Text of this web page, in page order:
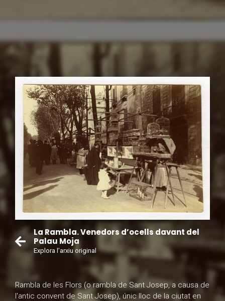
Rambla de les Flors (o rambla de Sant Josep, a causa de
l'antic convent de Sant Josep), únic lloc de la ciutat en
La Rambla. Venedors d’ocells davant del
Palau Moja
Explora l’arxiu original